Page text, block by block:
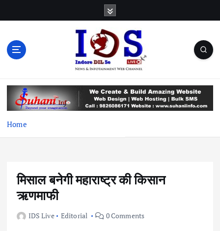
t
Home
मिसाल बनेगी महाराष्ट्र की किसान
ऋणमाफी
IDS Live Editorial 0 Comments